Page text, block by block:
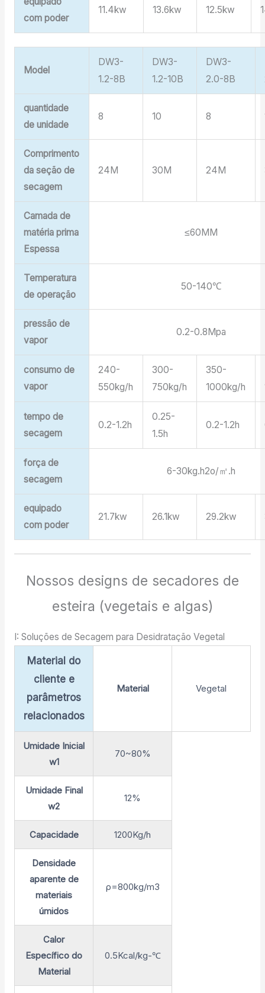
com poder
11.4kw 13.6kw 12.5kw
Model
DW3-
1.2-8B
DW3-
1.2-10B
DW3-
2.0-8B
quantidade
de unidade
8 10 8
Comprimento
da seção de
secagem
24M 30M 24M
Camada de
matéria prima
Espessa
≤60MM
Temperatura
de operação
50-140℃
pressão de
vapor
0.2-0.8Mpa
consumo de
vapor
240-
550kg/h
300-
750kg/h
350-
1000kg/h
tempo de
secagem
0.2-1.2h
0.25-
1.5h
0.2-1.2h
força de
secagem
6-30kg.h2o/㎡.h
equipado
com poder
21.7kw 26.1kw 29.2kw
Nossos designs de secadores de
esteira (vegetais e algas)
I: Soluções de Secagem para Desidratação Vegetal
Material do
cliente e
parâmetros
relacionados
Material Vegetal
Umidade Inicial
w1
70~80%
Umidade Final
w2
12%
Capacidade 1200Kg/h
Densidade
aparente de
materiais
úmidos
ρ=800kg/m3
Calor
Específico do
Material
0.5Kcal/kg-℃